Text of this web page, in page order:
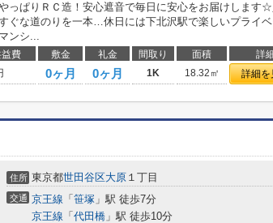
っぱりＲＣ造！安心遮音で毎日に安心をお届けします
ぐな道のりを一本…休日には下北沢駅で楽しいプライ
マンシ...
費 敷金 礼金 間取り 面積 詳
0ヶ月 0ヶ月 1K 18.32㎡ 詳細を
住所 東京都世田谷区大原 １丁目
交通 京王線 「 笹塚 」駅 徒歩7分
京王線 「 代田橋 」駅 徒歩10分